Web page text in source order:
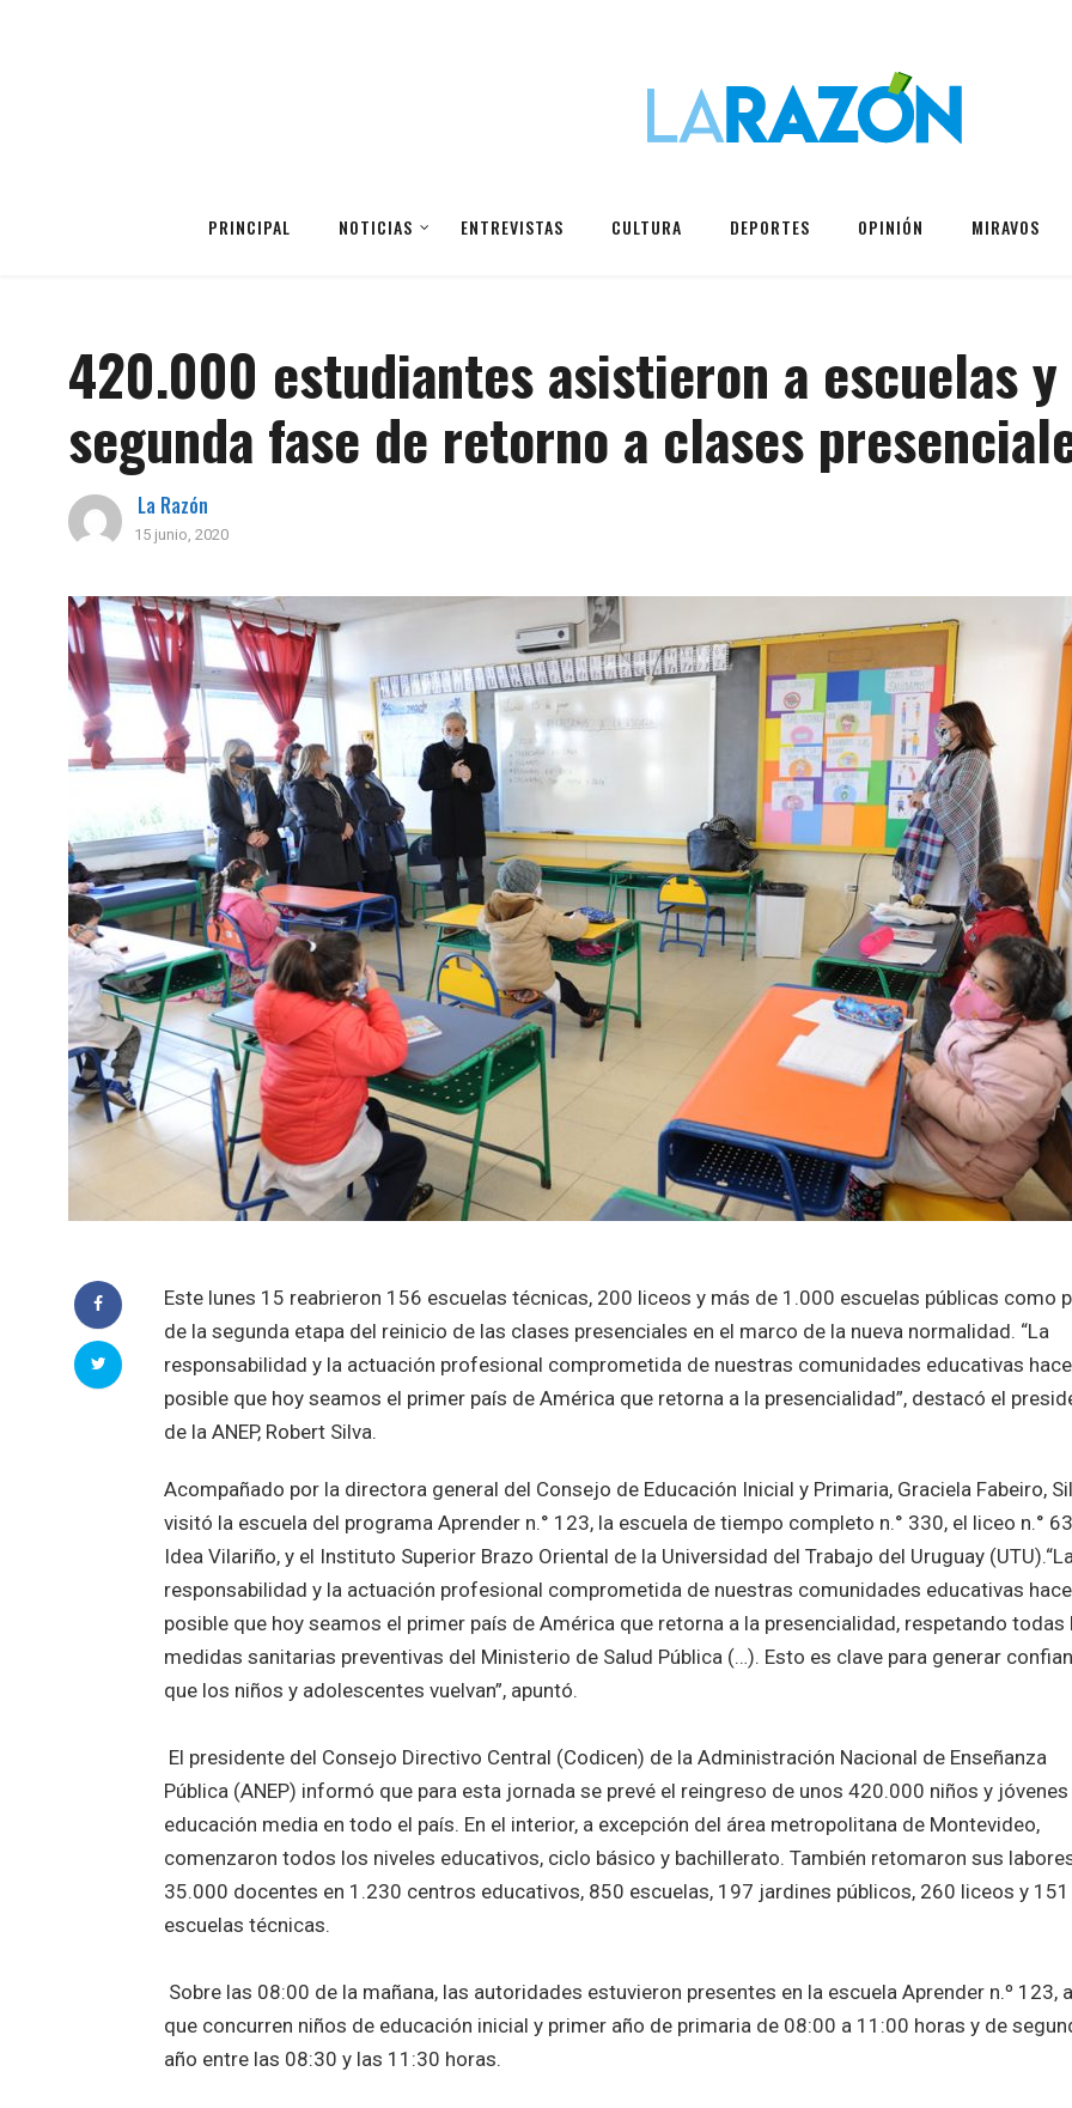
PRINCIPAL NOTICIAS ENTREVISTAS CULTURA DEPORTES OPINIÓN MIRAVOS
420.000 estudiantes asistieron a escuelas
segunda fase de retorno a clases
La Razón
15 junio, 2020
Este lunes 15 reabrieron 156 escuelas técnicas, 200 liceos y más de 1.000 escuelas públicas como
de la segunda etapa del reinicio de las clases presenciales en el marco de la nueva normalidad. “La
responsabilidad y la actuación profesional comprometida de nuestras comunidades educativas
posible que hoy seamos el primer país de América que retorna a la presencialidad”, destacó el
de la ANEP, Robert Silva.
Acompañado por la directora general del Consejo de Educación Inicial y Primaria, Graciela Fabeiro,
visitó la escuela del programa Aprender n.° 123, la escuela de tiempo completo n.° 330, el liceo n.°
Idea Vilariño, y el Instituto Superior Brazo Oriental de la Universidad del Trabajo del Uruguay
responsabilidad y la actuación profesional comprometida de nuestras comunidades educativas
posible que hoy seamos el primer país de América que retorna a la presencialidad, respetando todas
medidas sanitarias preventivas del Ministerio de Salud Pública (…). Esto es clave para generar
que los niños y adolescentes vuelvan”, apuntó.
El presidente del Consejo Directivo Central (Codicen) de la Administración Nacional de Enseñanza
Pública (ANEP) informó que para esta jornada se prevé el reingreso de unos 420.000 niños y
educación media en todo el país. En el interior, a excepción del área metropolitana de Montevideo,
comenzaron todos los niveles educativos, ciclo básico y bachillerato. También retomaron sus
35.000 docentes en 1.230 centros educativos, 850 escuelas, 197 jardines públicos, 260 liceos y 151
escuelas técnicas.
Sobre las 08:00 de la mañana, las autoridades estuvieron presentes en la escuela Aprender n.º 123,
que concurren niños de educación inicial y primer año de primaria de 08:00 a 11:00 horas y de
año entre las 08:30 y las 11:30 horas.